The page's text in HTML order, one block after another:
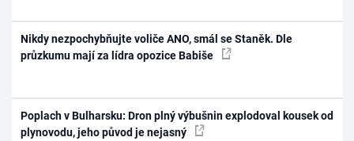
Nikdy nezpochybňujte voliče ANO, smál se Staněk. Dle
průzkumu mají za lídra opozice Babiše
Poplach v Bulharsku: Dron plný výbušnin explodoval kousek od
plynovodu, jeho původ je nejasný